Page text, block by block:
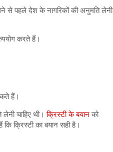
से पहले देश के नागरिकों की अनुमति लेनी
करते हैं।
हैं।
चाहिए थी।क्रिस्टी के बयानको
क्रिस्टी का बयान सही है।